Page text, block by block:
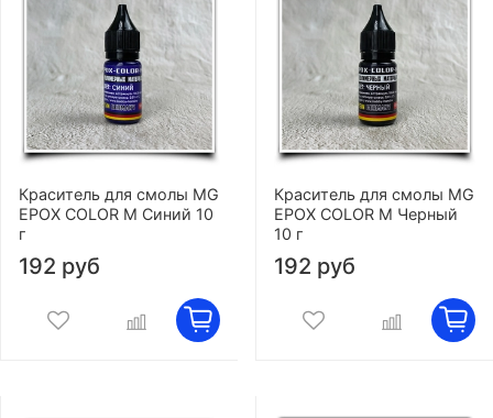
Краситель для смолы MG
EPOX COLOR M Синий 10
г
192 руб
Краситель для смолы MG
EPOX COLOR M Черный
10 г
192 руб